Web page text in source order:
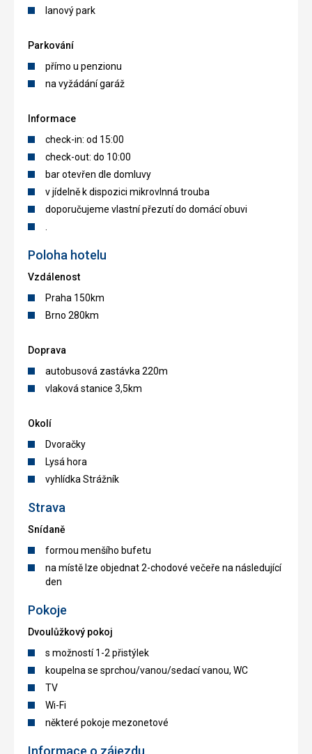
lanový park
Parkování
přímo u penzionu
na vyžádání garáž
Informace
check-in: od 15:00
check-out: do 10:00
bar otevřen dle domluvy
v jídelně k dispozici mikrovlnná trouba
doporučujeme vlastní přezutí do domácí obuvi
.
Poloha hotelu
Vzdálenost
Praha 150km
Brno 280km
Doprava
autobusová zastávka 220m
vlaková stanice 3,5km
Okolí
Dvoračky
Lysá hora
vyhlídka Strážník
Strava
Snídaně
formou menšího bufetu
na místě lze objednat 2-chodové večeře na následující
den
Pokoje
Dvoulůžkový pokoj
s možností 1-2 přistýlek
koupelna se sprchou/vanou/sedací vanou, WC
TV
Wi-Fi
některé pokoje mezonetové
Informace o zájezdu